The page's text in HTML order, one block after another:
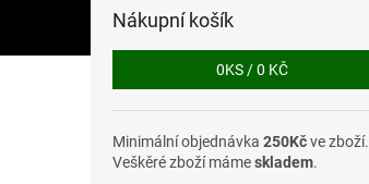
Nákupní košík
0KS /0 KČ
Minimální objednávka 250Kčve zboží.
Veškěré zboží mámeskladem.